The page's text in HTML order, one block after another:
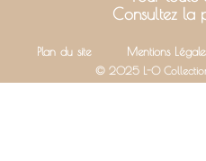
Consultez la
Plan du site Mentions
© 2025 L-O Collection